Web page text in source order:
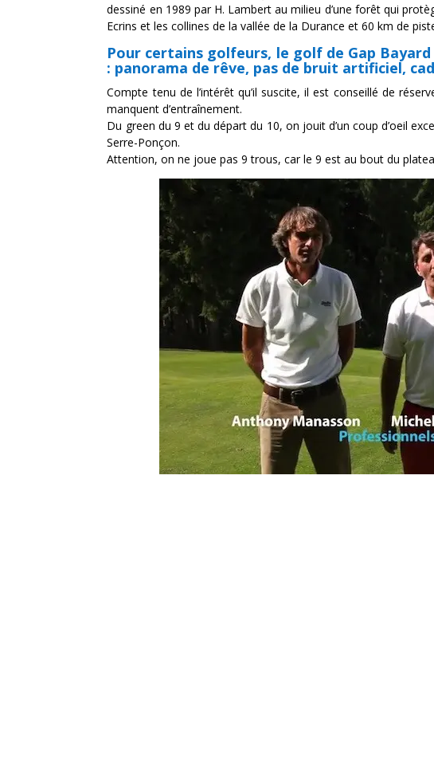
dessiné en 1989 par H. Lambert au milieu d’une forêt qui
Ecrins et les collines de la vallée de la Durance et 60 km de
Pour certains golfeurs, le golf de Gap
: panorama de rêve, pas de bruit artificiel,
Compte tenu de l’intérêt qu’il suscite, il est conseillé de
manquent d’entraînement.
Du green du 9 et du départ du 10, on jouit d’un coup d’oeil
Serre-Ponçon.
Attention, on ne joue pas 9 trous, car le 9 est au bout du